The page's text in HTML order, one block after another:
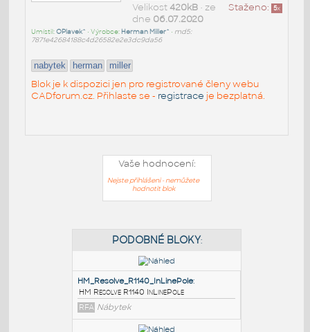
Staženo: 5x
Velikost 420kB• ze
dne 06.07.2020
Umístil:OPlavek^ • Výrobce: Herman Miller^ • md5:
7871e42684188c4d26582e2e3dc9da56
nabytek herman miller
Blok je k dispozici jen pro registrované členy webu
CADforum.cz. Přihlaste se - registrace je bezplatná.
Vaše hodnocení:
Nejste přihlášeni - nemůžete
hodnotit blok